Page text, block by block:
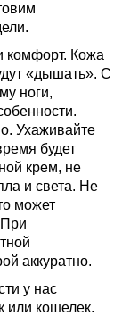
комфорт. Кожа
«дышать». С
ноги,
Ухаживайте
будет
крем, не
и света. Не
может
аккуратно.
у нас
или кошелек.